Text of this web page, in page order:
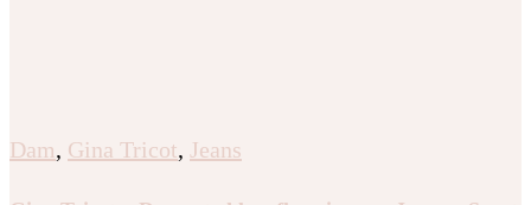
Dam, Gina Tricot, Jeans